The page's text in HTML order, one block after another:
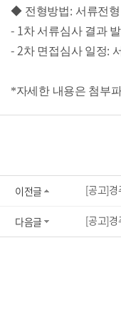
◆ 전형방법: 서류전
- 1차 서류심사 결과
- 2차 면접심사 일정:
*자세한 내용은 첨부
이전글 [공고]경
다음글 [공고]경